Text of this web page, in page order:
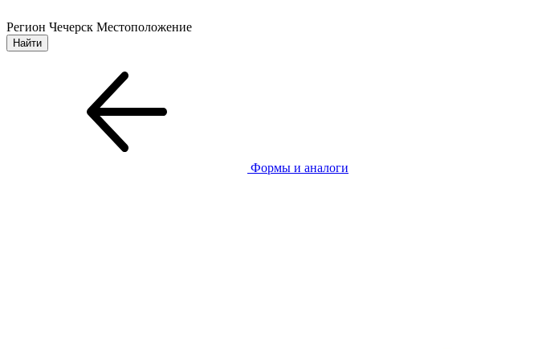
Регион Чечерск Местоположение
Формы и аналоги